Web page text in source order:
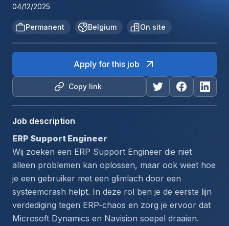
04/12/2025
Permanent Belgium On site
Copy link
Apply for this job
Job description
ERP Support Engineer
Wij zoeken een ERP Support Engineer die niet
alleen problemen kan oplossen, maar ook weet hoe
je een gebruiker met een glimlach door een
systeemcrash helpt. In deze rol ben je de eerste lijn
verdediging tegen ERP-chaos en zorg je ervoor dat
Microsoft Dynamics en Navision soepel draaien.